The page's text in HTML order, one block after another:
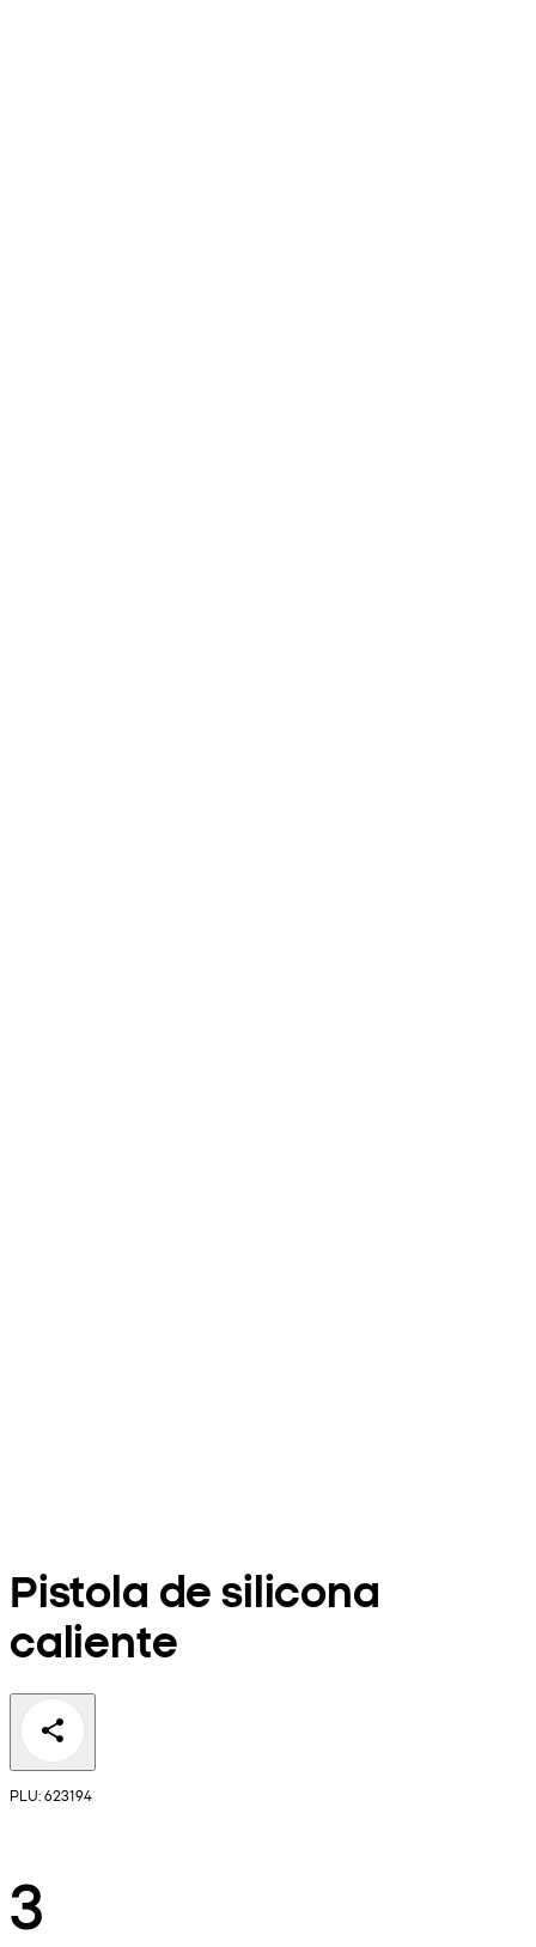
Pistola de silicona
caliente
PLU: 623194
3